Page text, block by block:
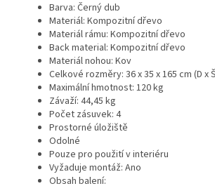
Barva: Černý dub
Materiál: Kompozitní dřevo
Materiál rámu: Kompozitní dřevo
Back material: Kompozitní dřevo
Materiál nohou: Kov
Celkové rozměry: 36 x 35 x 165 cm (D x
Maximální hmotnost: 120 kg
Závaží: 44,45 kg
Počet zásuvek: 4
Prostorné úložiště
Odolné
Pouze pro použití v interiéru
Vyžaduje montáž: Ano
Obsah balení: